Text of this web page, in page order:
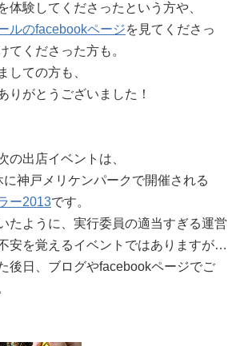
体験してくださったという方や、
ルのfacebookページを見てくださっ
てくださった方も。
しての方も、
りがとうございました！
の出店イベントは、
神戸メリケンパークで開催される
ー2013です。
たように、実行委員の適当すぎる運営
安を覚えるイベントではありますが…
後日、ブログやfacebookページでご